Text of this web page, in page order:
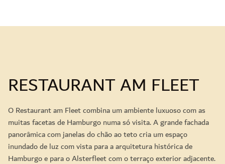
RESTAURANT AM FLEET
O Restaurant am Fleet combina um ambiente luxuoso com as
muitas facetas de Hamburgo numa só visita. A grande fachada
panorâmica com janelas do chão ao teto cria um espaço
inundado de luz com vista para a arquitetura histórica de
Hamburgo e para o Alsterfleet com o terraço exterior adjacente.